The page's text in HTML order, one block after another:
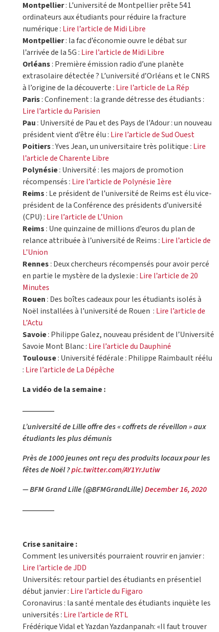
Montpellier: L’université de Montpellier prête 541
ordinateurs aux étudiants pour réduire la fracture
numérique : Lire l’article de Midi Libre
Montpellier: la fac d’économie ouvre le débat sur
l’arrivée de la 5G : Lire l’article de Midi Libre
Orléans: Première émission radio d’une planète
extrasolaire détectée ? L’université d’Orléans et le CNRS
à l’origine de la découverte : Lire l’article de La Rép
Paris: Confinement : la grande détresse des étudiants :
Lire l’article du Parisien
Pau: Université de Pau et des Pays de l’Adour : un nouveau
président vient d’être élu : Lire l’article de Sud Ouest
Poitiers: Yves Jean, un universitaire très politique : Lire
l’article de Charente Libre
Polynésie: Université : les majors de promotion
récompensés : Lire l’article de Polynésie 1ère
Reims: Le président de l’université de Reims est élu vice-
président de la Conférence des présidents d’université
(CPU) : Lire l’article de L’Union
Reims: Une quinzaine de millions d’euros du plan de
relance attribuée à l’université de Reims : Lire l’article de
L’Union
Rennes: Deux chercheurs récompensés pour avoir percé
en partie le mystère de la dyslexie : Lire l’article de 20
Minutes
Rouen: Des boîtes cadeaux pour les étudiants isolés à
Noël installées à l’université de Rouen : Lire l’article de
L’Actu
Savoie: Philippe Galez, nouveau président de l’Université
Savoie Mont Blanc : Lire l’article du Dauphiné
Toulouse: Université fédérale : Philippe Raimbault réélu
: Lire l’article de La Dépêche
La vidéo de la semaine :
L’université de Lille offre des « coffrets de réveillon » aux
étudiants les plus démunis
Près de 1000 jeunes ont reçu des produits locaux pour les
fêtes de Noël ?pic.twitter.com/AY1YrJutiw
— BFM Grand Lille (@BFMGrandLille)December 16, 2020
Crise sanitaire :
Comment les universités pourraient rouvrir en janvier :
Lire l’article de JDD
Universités: retour partiel des étudiants en présentiel
début janvier : Lire l’article du Figaro
Coronavirus : la santé mentale des étudiants inquiète les
universités : Lire l’article de RTL
Frédérique Vidal et Yazdan Yazdanpanah: «Il faut trouver